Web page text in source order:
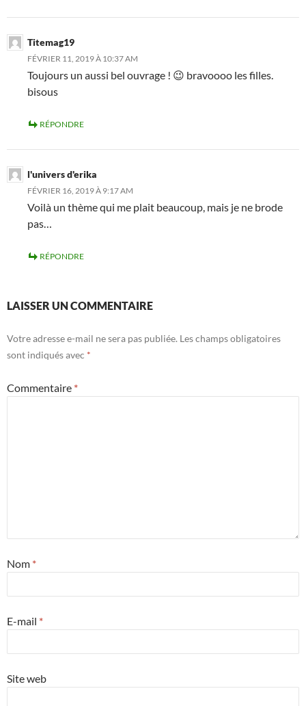
Titemag19
FÉVRIER 11, 2019 À 10:37 AM
Toujours un aussi bel ouvrage ! 😉 bravoooo les filles.
bisous
RÉPONDRE
l'univers d'erika
FÉVRIER 16, 2019 À 9:17 AM
Voilà un thème qui me plait beaucoup, mais je ne brode
pas…
RÉPONDRE
LAISSER UN COMMENTAIRE
Votre adresse e-mail ne sera pas publiée. Les champs obligatoires
sont indiqués avec *
Commentaire *
Nom *
E-mail *
Site web